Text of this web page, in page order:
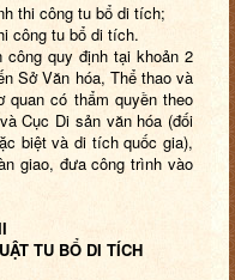
thi công tu bổ di tích;
công tu bổ di tích.
quy định tại khoản 2
Sở Văn hóa, Thể thao và
quan có thẩm quyền theo
Cục Di sản văn hóa (đối
biệt và di tích quốc gia),
giao, đưa công trình vào
TU BỔ DI TÍCH